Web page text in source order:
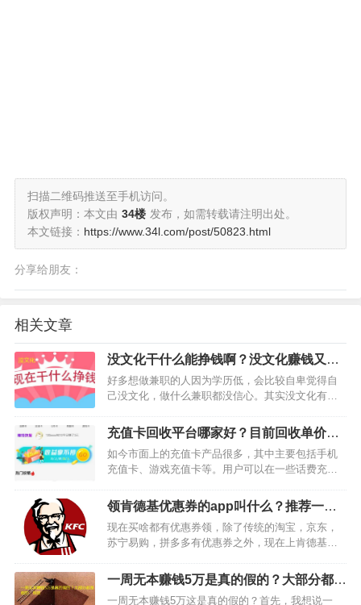
扫描二维码推送至手机访问。
版权声明：本文由 34楼 发布，如需转载请注明出处。
本文链接： https://www.34l.com/post/50823.html
分享给朋友：
相关文章
没文化干什么能挣钱啊？没文化赚钱又快
又多的方法分享
好多想做兼职的人因为学历低，会比较自卑觉得自
己没文化，做什么兼职都没信心。其实没文化有什
么，没文化做什么能赚钱呢？今天小编就跟大家分
享几种没文化也同样可以挣钱又快又多的方法，下
面一起来看看吧。…
充值卡回收平台哪家好？目前回收单价最
高的是汇收卡
如今市面上的充值卡产品很多，其中主要包括手机
充值卡、游戏充值卡等。用户可以在一些话费充值
者便利店买到游戏充值卡，充值自己喜欢的游戏。
虽然可以买到充值卡，但是，大部分平台和私人都
没有主动回收充值卡，…
领肯德基优惠券的app叫什么？推荐一款
领肯德基优惠券的软件
现在买啥都有优惠券领，除了传统的淘宝，京东，
苏宁易购，拼多多有优惠券之外，现在上肯德基买
是大家没有想到的？那么，领肯德基优惠券的app叫
啥？接下来，小编就告诉大家一个领肯德基优惠券
一周无本赚钱5万是真的假的？大部分都是
假的，别信
一周无本赚钱5万这是真的假的？首先，我想说一